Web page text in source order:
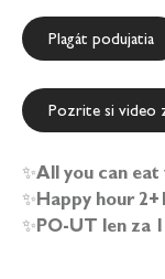
Plagát podujatia
Pozrite si video
✨All you can eat
✨ Happy hour
✨ PO-UT len za